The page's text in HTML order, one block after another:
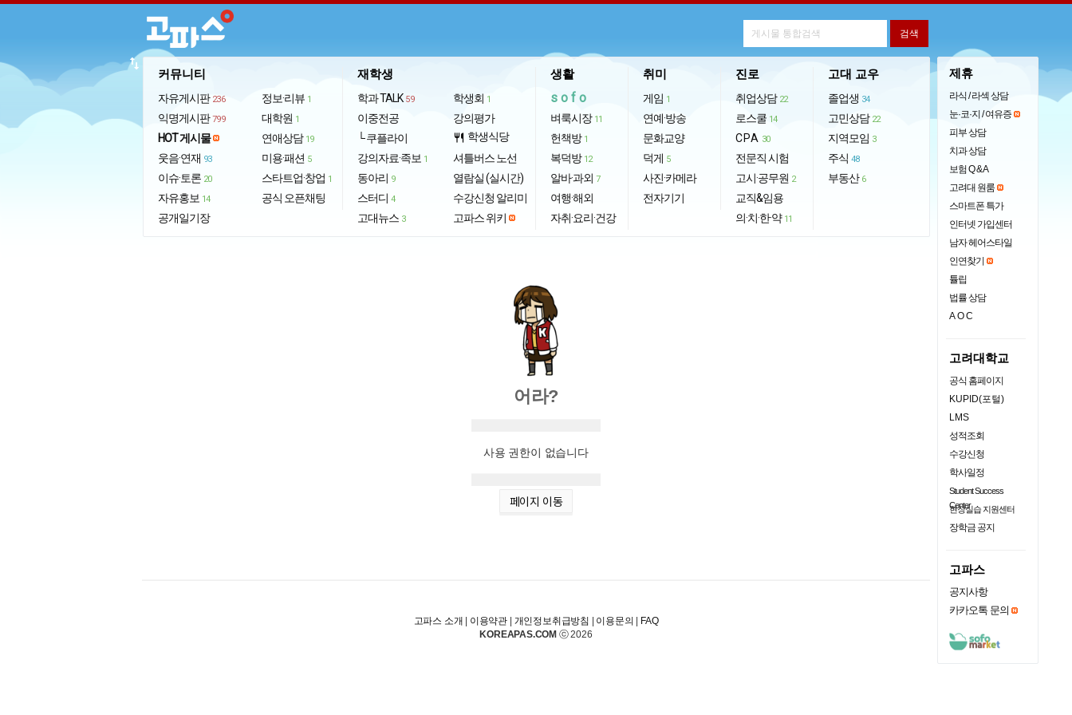
커뮤니티
자유게시판 236
익명게시판 799
HOT 게시물
웃음·연재 93
이슈·토론 20
자유홍보 14
공개일기장
정보·리뷰 1
대학원 1
연애상담 19
미용·패션 5
스타트업·창업 1
공식 오픈채팅
재학생
학과 TALK 59
이중전공
└ 쿠플라이
강의자료·족보 1
동아리 9
스터디 4
고대뉴스 3
학생회 1
강의평가
restaurant 학생식당
셔틀버스 노선
열람실 (실시간)
수강신청 알리미
고파스 위키
생활
sofo
벼룩시장 11
헌책방 1
복덕방 12
알바·과외 7
여행·해외
자취·요리·건강
취미
게임 1
연예·방송
문화교양
덕게 5
사진·카메라
전자기기
진로
취업상담 22
로스쿨 14
CPA 30
전문직 시험
고시·공무원 2
교직&임용
의·치·한·약 11
고대 교우
졸업생 34
고민상담 22
지역모임 3
주식 48
부동산 6
import_export
어라?
사용 권한이 없습니다
페이지 이동
제휴
라식 / 라섹 상담
눈·코·지 / 여유증
피부 상담
치과 상담
보험 Q & A
고려대 원룸
스마트폰 특가
인터넷 가입센터
남자 헤어스타일
인연찾기
튤립
법률 상담
AOC
고려대학교
공식 홈페이지
KUPID(포털)
LMS
성적조회
수강신청
학사일정
Student Success
Center
현장실습 지원센터
장학금 공지
고파스
공지사항
카카오톡 문의
고파스 소개 이용약관 개인정보취급방침 이용문의
FAQ
KOREAPAS.COM ⓒ 2026